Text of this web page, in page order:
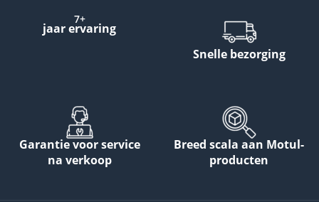
7+
jaar ervaring
Snelle bezorging
Garantie voor service
na verkoop
Breed scala aan Motul-
producten